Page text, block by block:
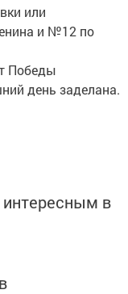
или
и №12 по
Победы
день заделана.
в